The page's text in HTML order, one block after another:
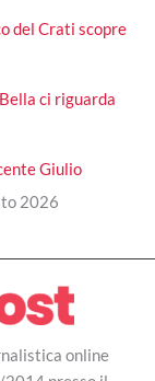
del Crati scopre
ci riguarda
Giulio
2026
online